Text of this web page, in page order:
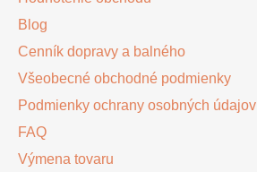
Blog
Cenník dopravy a balného
Všeobecné obchodné podmienky
Podmienky ochrany osobných údajov
FAQ
Výmena tovaru